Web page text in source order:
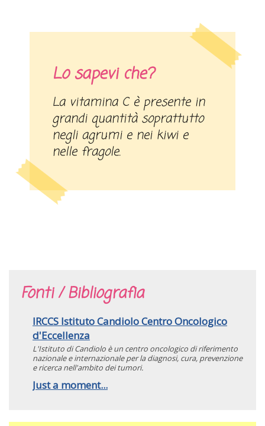
Lo sapevi che?
La vitamina C è presente in
grandi quantità soprattutto
negli agrumi e nei kiwi e
nelle fragole.
Fonti / Bibliografia
IRCCS Istituto Candiolo Centro Oncologico
d'Eccellenza
L'Istituto di Candiolo è un centro oncologico di riferimento
nazionale e internazionale per la diagnosi, cura, prevenzione
e ricerca nell'ambito dei tumori.
Just a moment...